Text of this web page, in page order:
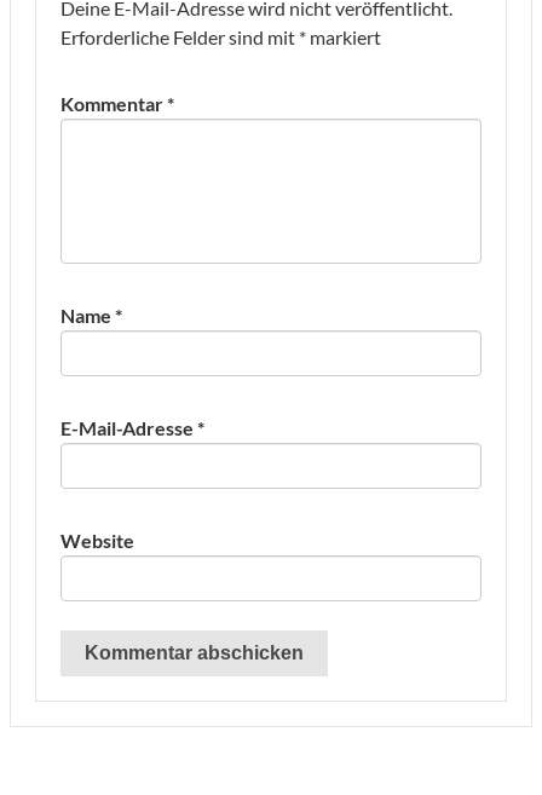
Deine E-Mail-Adresse wird nicht veröffentlicht.
Erforderliche Felder sind mit * markiert
Kommentar*
Name *
E-Mail-Adresse *
Website